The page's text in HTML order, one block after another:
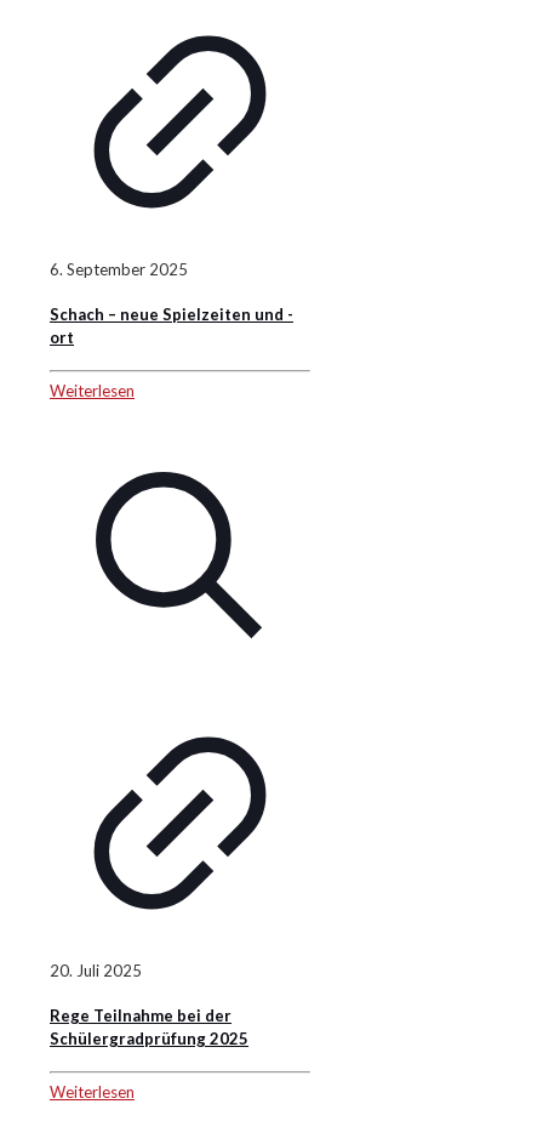
6. September 2025
Schach – neue Spielzeiten und -
ort
Weiterlesen
20. Juli 2025
Rege Teilnahme bei der
Schülergradprüfung 2025
Weiterlesen